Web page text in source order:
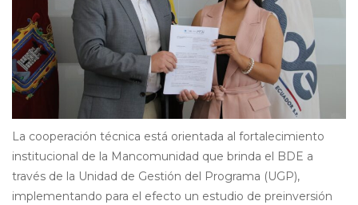
La cooperación técnica está orientada al fortalecimiento
institucional de la Mancomunidad que brinda el BDE a
través de la Unidad de Gestión del Programa (UGP),
implementando para el efecto un estudio de preinversión